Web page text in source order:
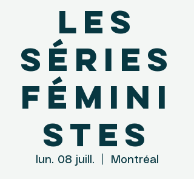
Les
Séries
Fémini
stes
lun. 08 juill. Montréal